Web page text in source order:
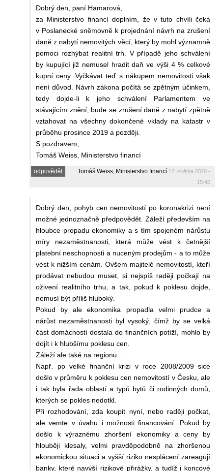
Dobrý den, paní Hamarová,
za Ministerstvo financí doplním, že v tuto chvíli čeká
v Poslanecké sněmovně k projednání návrh na zrušení
daně z nabytí nemovitých věcí, který by mohl významně
pomoci rozhýbat realitní trh. V případě jeho schválení
by kupující již nemusel hradit daň ve výši 4 % celkové
kupní ceny. Vyčkávat teď s nákupem nemovitosti však
není důvod. Návrh zákona počítá se zpětným účinkem,
tedy dojde-li k jeho schválení Parlamentem ve
stávajícím znění, bude se zrušení daně z nabytí zpětně
vztahovat na všechny dokončené vklady na katastr v
průběhu prosince 2019 a později.
S pozdravem,
Tomáš Weiss, Ministerstvo financí
odpovědět Tomáš Weiss, Ministerstvo financí 12. května 2020 -
15:45
Dobrý den, pohyb cen nemovitostí po koronakrizi není
možné jednoznačně předpovědět. Záleží především na
hloubce propadu ekonomiky a s tím spojeném nárůstu
míry nezaměstnanosti, která může vést k četnější
platební neschopnosti a nuceným prodejům - a to může
vést k nižším cenám. Ovšem majitelé nemovitostí, kteří
prodávat nebudou muset, si nejspíš raději počkají na
oživení realitního trhu, a tak, pokud k poklesu dojde,
nemusí být příliš hluboký.
Pokud by ale ekonomika propadla velmi prudce a
nárůst nezaměstnanosti byl vysoký, čímž by se velká
část domácností dostala do finančních potíží, mohlo by
dojít i k hlubšímu poklesu cen.
Záleží ale také na regionu...
Např. po velké finanční krizi v roce 2008/2009 sice
došlo v průměru k poklesu cen nemovitostí v Česku, ale
i tak byla řada oblastí a typů bytů či rodinných domů,
kterých se pokles nedotkl.
Při rozhodování, zda koupit nyní, nebo raději počkat,
ale vemte v úvahu i možnosti financování. Pokud by
došlo k výraznému zhoršení ekonomiky a ceny by
hlouběji klesaly, velmi pravděpodobně na zhoršenou
ekonomickou situaci a vyšší riziko nesplácení zareagují
banky, které navýší rizikové přirážky, a tudíž i koncové